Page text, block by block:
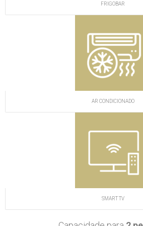
FRIGOBAR
AR CONDICIONADO
SMART TV